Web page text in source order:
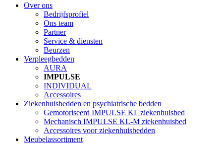
Over ons
Bedrijfsprofiel
Ons team
Partner
Service & diensten
Beurzen
Verpleegbedden
AURA
IMPULSE
INDIVIDUAL
Accessoires
Ziekenhuisbedden en psychiatrische bedden
Gemotoriseerd IMPULSE KL ziekenhuisbed
Mechanisch IMPULSE KL-M ziekenhuisbed
Accessoires voor ziekenhuisbedden
Meubelassortiment